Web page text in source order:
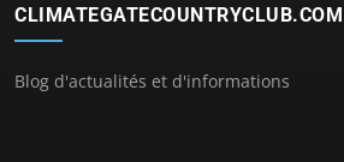
CLIMATEGATECOUNTRYCLUB.COM
Blog d'actualités et d'informations